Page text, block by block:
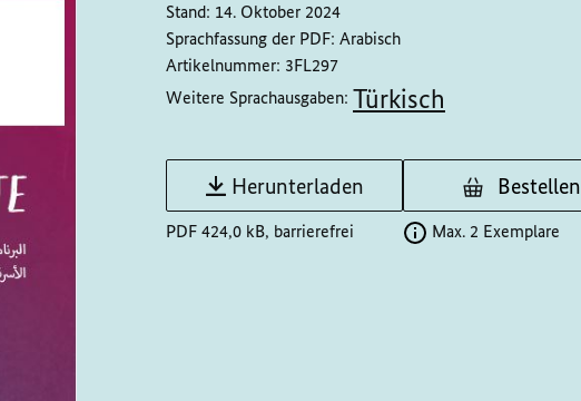
Stand: 14. Oktober 2024
Sprachfassung der PDF: Arabisch
Artikelnummer: 3FL297
Weitere Sprachausgaben: Türkisch
Herunterladen
PDF 424,0 kB, barrierefrei
Bestellen
Max. 2 Exemplare